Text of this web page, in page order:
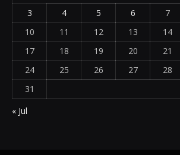
3
4 5 6 7
10
11 12 13 14
17
18 19 20 21
24
25 26 27 28
31
« Jul